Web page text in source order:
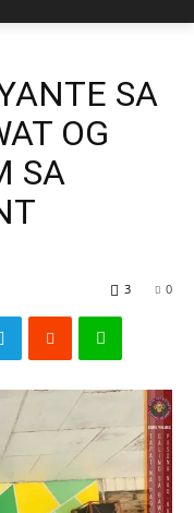
SA
OG
SA
0
3